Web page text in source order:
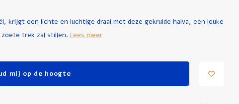
krijgt een lichte en luchtige draai met deze gekrulde halva, een leuke
zoete trek zal stillen. Lees meer
mij op de hoogte